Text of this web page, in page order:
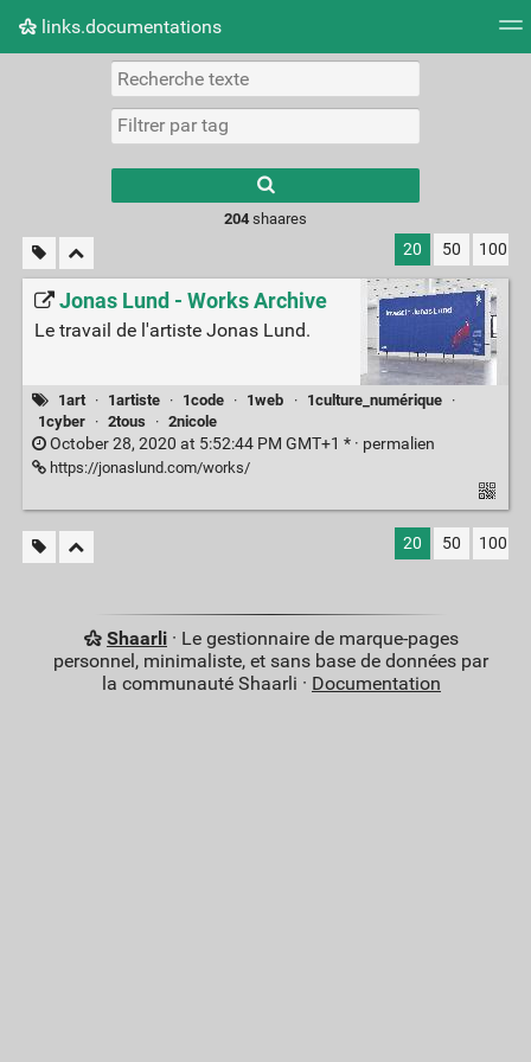
links.documentations
Nuage de tags Mur d'images
results.
204shaares
20 50 100
Jonas Lund - Works Archive
Le travail de l'artiste Jonas Lund.
1art · 1artiste · 1code · 1web · 1culture_numérique
·
1cyber
· 2tous · 2nicole
October 28, 2020 at 5:52:44 PM GMT+1 * · permalien
https://jonaslund.com/works/
20 50 100
Shaarli· Le gestionnaire de marque-pages
personnel, minimaliste, et sans base de données par
la communauté Shaarli · Documentation